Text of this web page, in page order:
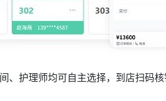
、护理师均可自主选择，到店扫码